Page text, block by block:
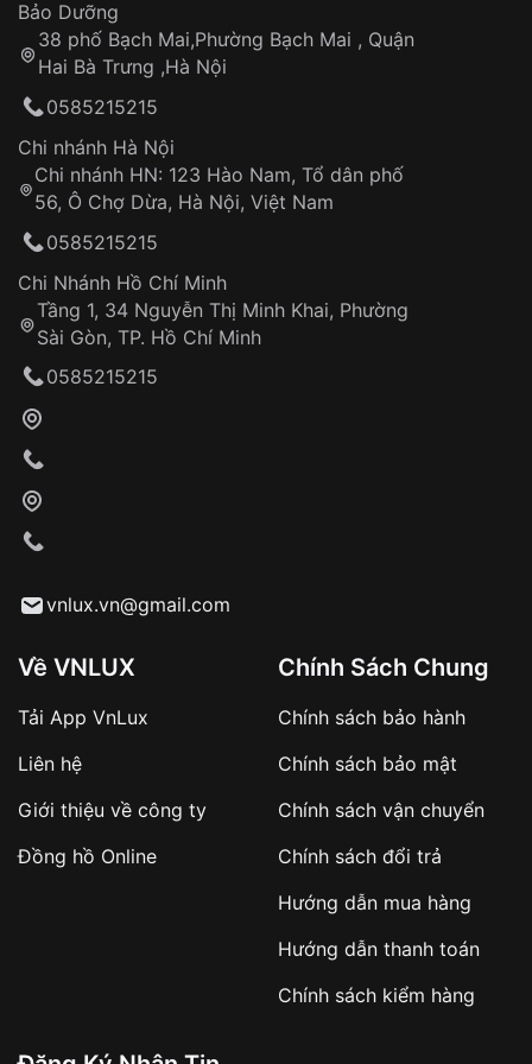
Thời gian tính từ khi xác nhận đơn hàng thành
công
Hotline: 0585 215 215
Từ khóa SEO:
Khách hàng kiểm tra và thanh toán trực tiếp
Từ khóa SEO:
sản phẩm đặc biệt
hàng
Số tiền còn lại thanh toán khi nhận hàng hoặc
✔️ Đảm bảo xử lý đơn hàng nhanh chóng
✔️ Hạn chế tình trạng hủy đơn không mong
Sản phẩm đã bị:
Tự ý sửa chữa
thống VNLUX
Đảm bảo quyền lợi khách hàng
Đồng hành cùng khách hàng trong suốt quá
trình sử dụng
Bảo Dưỡng
38 phố Bạch Mai,Phường Bạch Mai , Quận
Hai Bà Trưng ,Hà Nội
0585215215
Chi nhánh Hà Nội
Chi nhánh HN: 123 Hào Nam, Tổ dân phố
56, Ô Chợ Dừa, Hà Nội, Việt Nam
0585215215
Chi Nhánh Hồ Chí Minh
Tầng 1, 34 Nguyễn Thị Minh Khai, Phường
Sài Gòn, TP. Hồ Chí Minh
0585215215
vnlux.vn@gmail.com
Về VNLUX
Tải App VnLux
Liên hệ
Giới thiệu về công ty
Đồng hồ Online
Chính Sách Chung
Chính sách bảo hành
Chính sách bảo mật
Chính sách vận chuyển
Chính sách đổi trả
Hướng dẫn mua hàng
Hướng dẫn thanh toán
Chính sách kiểm hàng